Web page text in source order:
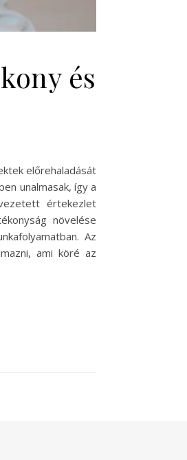
és
előrehaladását
unalmasak, így a
értekezlet
növelése
Az
ami köré az